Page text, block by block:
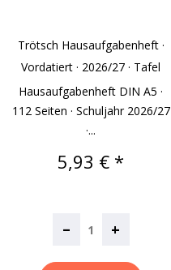
Trötsch Hausaufgabenheft ·
Vordatiert · 2026/27 · Tafel
Hausaufgabenheft DIN A5 ·
112 Seiten · Schuljahr 2026/27
·...
Preis
5,93 € *
– +